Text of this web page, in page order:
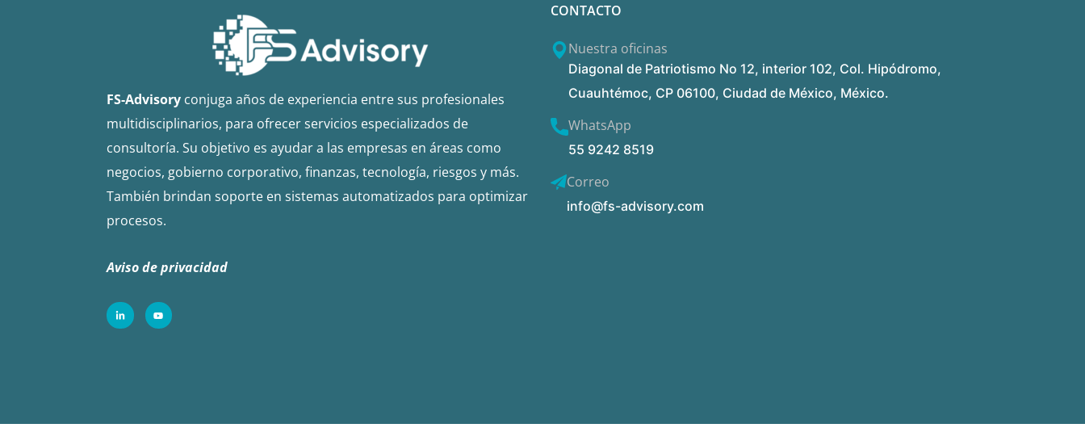
FS-Advisory conjuga años de experiencia entre sus profesionales
multidisciplinarios, para ofrecer servicios especializados de
consultoría. Su objetivo es ayudar a las empresas en áreas como
negocios, gobierno corporativo, finanzas, tecnología, riesgos y más.
También brindan soporte en sistemas automatizados para optimizar
procesos.
Aviso de privacidad
CONTACTO
Nuestra oficinas
Diagonal de Patriotismo No 12, interior 102, Col. Hipódromo,
Cuauhtémoc, CP 06100, Ciudad de México, México.
WhatsApp
55 9242 8519​
Correo
info@fs-advisory.com​